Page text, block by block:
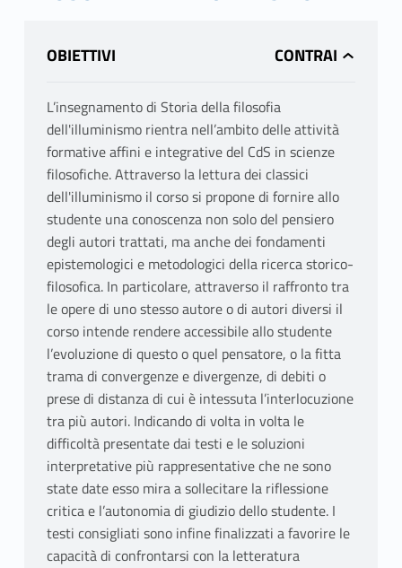
OBIETTIVI
L’insegnamento di Storia della filosofia
dell'illuminismo rientra nell’ambito delle attività
formative affini e integrative del CdS in scienze
filosofiche. Attraverso la lettura dei classici
dell'illuminismo il corso si propone di fornire allo
studente una conoscenza non solo del pensiero
degli autori trattati, ma anche dei fondamenti
epistemologici e metodologici della ricerca storico-
filosofica. In particolare, attraverso il raffronto tra
le opere di uno stesso autore o di autori diversi il
corso intende rendere accessibile allo studente
l’evoluzione di questo o quel pensatore, o la fitta
trama di convergenze e divergenze, di debiti o
prese di distanza di cui è intessuta l’interlocuzione
tra più autori. Indicando di volta in volta le
difficoltà presentate dai testi e le soluzioni
interpretative più rappresentative che ne sono
state date esso mira a sollecitare la riflessione
critica e l’autonomia di giudizio dello studente. I
testi consigliati sono infine finalizzati a favorire le
capacità di confrontarsi con la letteratura